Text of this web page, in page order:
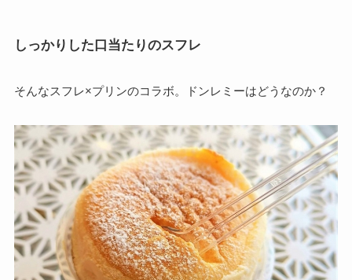
しっかりした口当たりのスフレ
そんなスフレ×プリンのコラボ。ドンレミーはどうなのか？